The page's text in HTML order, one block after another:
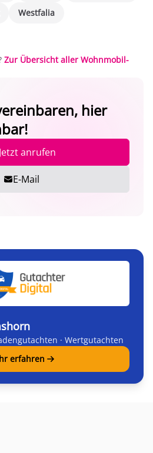
Westfalia
Zur Übersicht aller Wohnmobil-
hier
Jetzt anrufen
E-Mail
· Wertgutachten
erfahren